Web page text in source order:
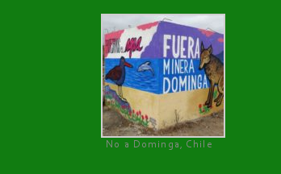
No a Dominga, Chile